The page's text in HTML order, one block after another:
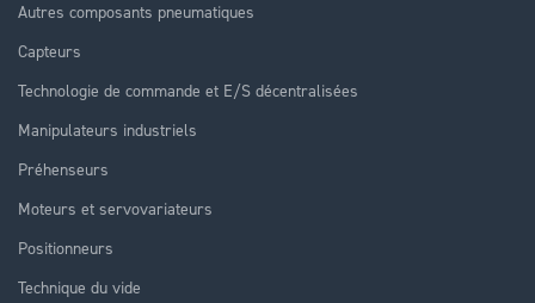
Autres composants pneumatiques
Capteurs
Technologie de commande et E/S décentralisées
Manipulateurs industriels
Préhenseurs
Moteurs et servovariateurs
Positionneurs
Technique du vide